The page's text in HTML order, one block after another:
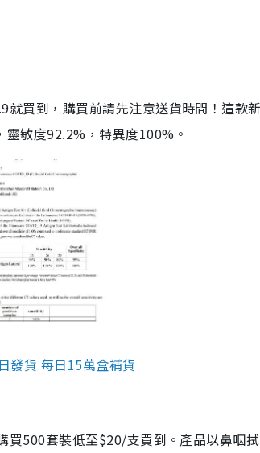
買到，購買前請先注意送貨時間！這款
敏度92.2%，特異度100%。
發貨 每日15萬盒補貨
買500套裝低至$20/支買到。產品以鼻咽